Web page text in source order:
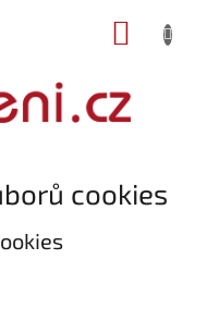
cookies